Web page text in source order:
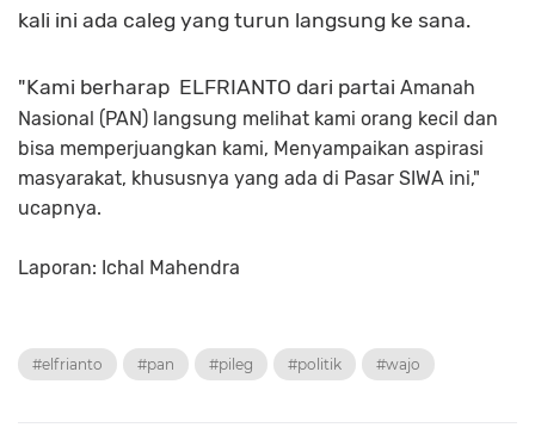
kali ini ada caleg yang turun langsung ke sana.
"Kami berharap ELFRIANTO dari partai Amanah
Nasional (PAN) langsung melihat kami orang kecil dan
bisa memperjuangkan kami, Menyampaikan aspirasi
masyarakat, khususnya yang ada di Pasar SIWA ini,"
ucapnya.
Laporan: Ichal Mahendra
#elfrianto #pan #pileg #politik #wajo